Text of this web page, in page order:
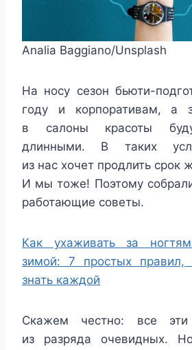
Analia Baggiano/Unsplash
На носу сезон бьюти-
году и корпоративам, а
в салоны красоты
длинными. В таких
из нас хочет продлить срок
И мы тоже! Поэтому
работающие советы.
Как ухаживать за
зимой: 7 простых правил,
знать каждой
Скажем честно: все эти
из разряда очевидных.